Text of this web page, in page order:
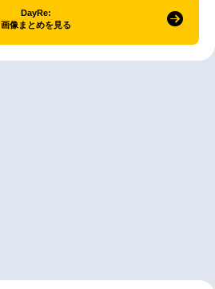
DayRe:
画像まとめを見る